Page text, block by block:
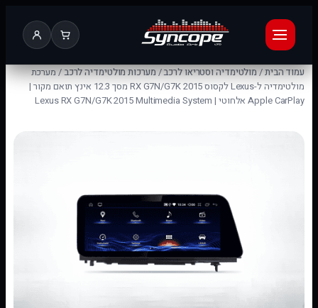
עמוד הבית/מולטימדיה וסטריאו לרכב/מערכות מולטימדיה לרכב/ מערכת
מולטימדיה ל-Lexus לקסוס RX G7N/G7K 2015 מסך 12.3 אינץ תואם מקור |
Apple CarPlay אלחוטי | Lexus RX G7N/G7K 2015 Multimedia System